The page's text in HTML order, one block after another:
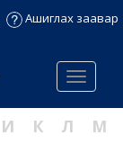
Ашиглах заавар
Menu
И К Л
М